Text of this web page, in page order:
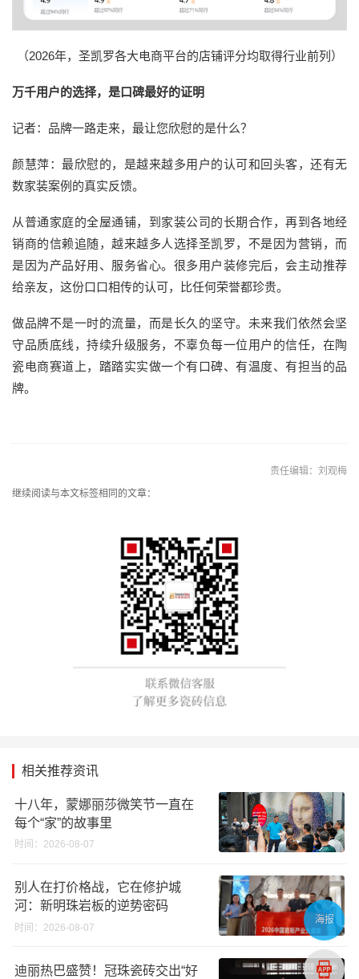
（2026年，圣凯罗各大电商平台的店铺评分均取得行业前列）
万千用户的选择，是口碑最好的证明
记者：品牌一路走来，最让您欣慰的是什么？
颜慧萍：最欣慰的，是越来越多用户的认可和回头客，还有无
数家装案例的真实反馈。
从普通家庭的全屋通铺，到家装公司的长期合作，再到各地经
销商的信赖追随，越来越多人选择圣凯罗，不是因为营销，而
是因为产品好用、服务省心。很多用户装修完后，会主动推荐
给亲友，这份口口相传的认可，比任何荣誉都珍贵。
做品牌不是一时的流量，而是长久的坚守。未来我们依然会坚
守品质底线，持续升级服务，不辜负每一位用户的信任，在陶
瓷电商赛道上，踏踏实实做一个有口碑、有温度、有担当的品
牌。
责任编辑：刘观梅
继续阅读与本文标签相同的文章：
相关推荐资讯
十八年，蒙娜丽莎微笑节一直在
每个“家”的故事里
时间：2026-08-07
别人在打价格战，它在修护城
河：新明珠岩板的逆势密码
时间：2026-08-07
迪丽热巴盛赞！冠珠瓷砖交出“好
海报